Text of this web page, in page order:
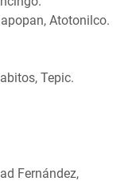
Atotonilco.
Tepic.
Fernández,